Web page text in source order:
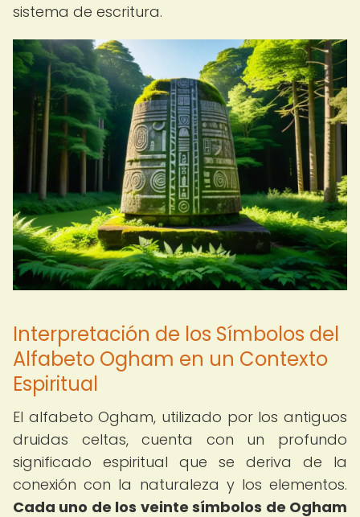
sistema de escritura.
Interpretación de los Símbolos del
Alfabeto Ogham en un Contexto
Espiritual
El alfabeto Ogham, utilizado por los antiguos
druidas celtas, cuenta con un profundo
significado espiritual que se deriva de la
conexión con la naturaleza y los elementos.
Cada uno de los veinte símbolos de Ogham